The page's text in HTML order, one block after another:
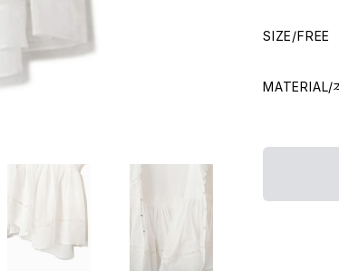
SIZE/
MATERIAL/